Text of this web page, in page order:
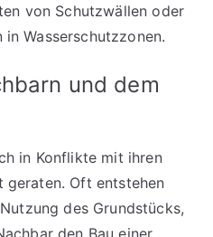
von Schutzwällen oder
Wasserschutzzonen.
und dem
in Konflikte mit ihren
geraten. Oft entstehen
des Grundstücks,
den Bau einer